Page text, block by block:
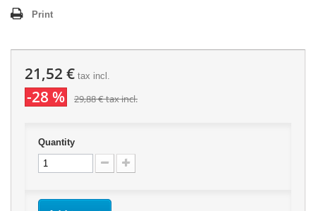
Print
21,52 € tax incl.
-28 % 29,88 €tax incl.
Quantity